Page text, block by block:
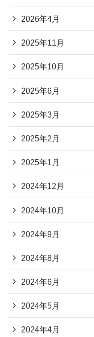
2026年4月
2025年11月
2025年10月
2025年6月
2025年3月
2025年2月
2025年1月
2024年12月
2024年10月
2024年9月
2024年8月
2024年6月
2024年5月
2024年4月